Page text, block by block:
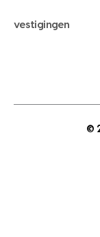
maximale
hypotheek
gratis
open
vestigingen
makelaar
©